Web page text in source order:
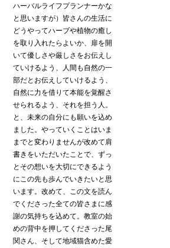
ハーバルライフプランナーかな
と思いますが）皆さんの生活に
どうやってハーブや植物の癒し
を取り入れたらよいか、扉を開
いて優しさや厳しさをお伝えし
ていけるよう、人間も自然の一
部だとお伝えしていけるよう、
自然に力を借りて本能を覚醒さ
せられるよう、それを担う人。
と、未来の自分にも願いを込め
ました。やっていくことはいま
までと変わりませんが改めて肩
書きをいただいたことで、ずっ
とその想いを大切にできるよう
にこの先も歩んでいきたいと思
います。改めて、この文を読ん
でくださった全ての皆さまに感
謝の気持ちを込めて。教室の始
めの背中を押してくださった尾
関さん、そして地域猫含めた愛